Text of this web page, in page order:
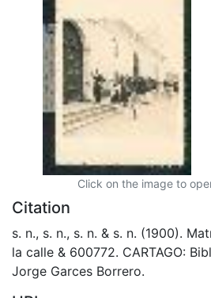
Click on the image to
Citation
s. n., s. n., s. n. & s. n. (1900).
la calle & 600772. CARTAGO:
Jorge Garces Borrero.